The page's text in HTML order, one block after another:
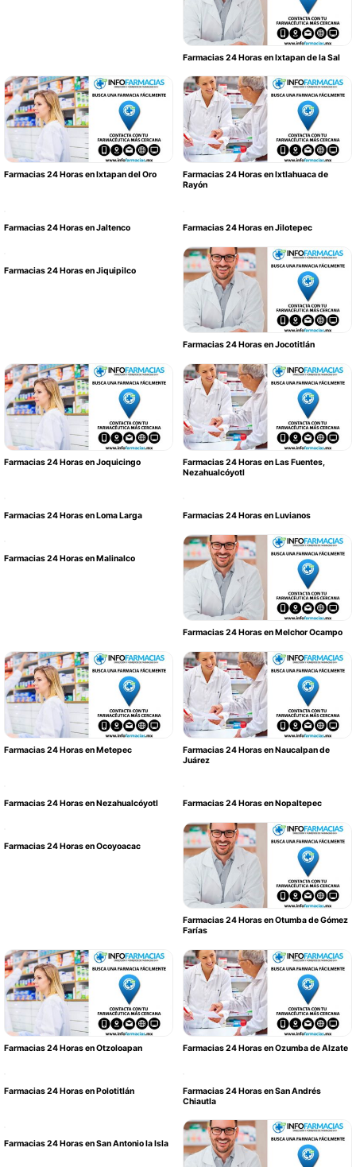
Farmacias 24 Horas en Ixtapan de la Sal
Farmacias 24 Horas en Ixtapan del Oro
Farmacias 24 Horas en Ixtlahuaca de
Rayón
Farmacias 24 Horas en Jaltenco Farmacias 24 Horas en Jilotepec
Farmacias 24 Horas en Jiquipilco
Farmacias 24 Horas en Jocotitlán
Farmacias 24 Horas en Joquicingo
Farmacias 24 Horas en Las Fuentes,
Nezahualcóyotl
Farmacias 24 Horas en Loma Larga Farmacias 24 Horas en Luvianos
Farmacias 24 Horas en Malinalco
Farmacias 24 Horas en Melchor Ocampo
Farmacias 24 Horas en Metepec
Farmacias 24 Horas en Naucalpan de
Juárez
Farmacias 24 Horas en Nezahualcóyotl Farmacias 24 Horas en Nopaltepec
Farmacias 24 Horas en Ocoyoacac
Farmacias 24 Horas en Otumba de Gómez
Farías
Farmacias 24 Horas en Otzoloapan Farmacias 24 Horas en Ozumba de Alzate
Farmacias 24 Horas en Polotitlán
Farmacias 24 Horas en San Andrés
Chiautla
Farmacias 24 Horas en San Antonio la Isla